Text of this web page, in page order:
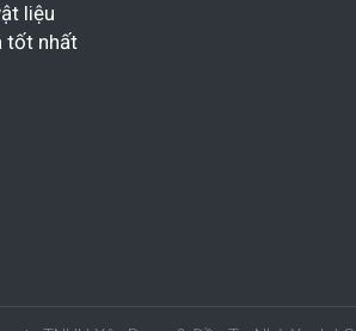
liệu
tốt nhất